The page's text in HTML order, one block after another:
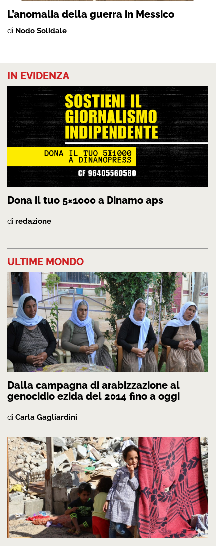
L’anomalia della guerra in Messico
di Nodo Solidale
IN EVIDENZA
Dona il tuo 5×1000 a Dinamo aps
di redazione
ULTIME MONDO
Dalla campagna di arabizzazione al
genocidio ezida del 2014 fino a oggi
di Carla Gagliardini